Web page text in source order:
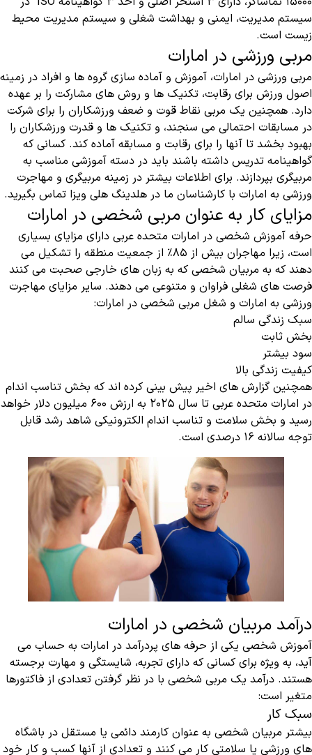
سیستم مدیریت، ایمنی و بهداشت شغلی و سیستم مدیریت محیط
زیست است.
مربی ورزشی در امارات
مربی ورزشی در امارات، آموزش و آماده سازی گروه ها و افراد در زمینه
اصول ورزش برای رقابت، تکنیک ها و روش های مشارکت را بر عهده
دارد. همچنین یک مربی نقاط قوت و ضعف ورزشکاران را برای شرکت
در مسابقات احتمالی می سنجند، و تکنیک ها و قدرت ورزشکاران را
بهبود بخشد تا آنها را برای رقابت و مسابقه آماده کند. کسانی که
گواهینامه تدریس داشته باشند باید در دسته آموزشی مناسب به
مربیگری بپردازند. برای اطلاعات بیشتر در زمینه مربیگری و مهاجرت
ورزشی به امارات با کارشناسان ما در هلدینگ هلی ویزا تماس بگیرید.
مزایای کار به عنوان مربی شخصی در امارات
حرفه آموزش شخصی در امارات متحده عربی دارای مزایای بسیاری
است، زیرا مهاجران بیش از 85٪ از جمعیت منطقه را تشکیل می
دهند که به مربیان شخصی که به زبان های خارجی صحبت می کنند
فرصت های شغلی فراوان و متنوعی می دهند. سایر مزایای مهاجرت
ورزشی به امارات و شغل مربی شخصی در امارات:
سبک زندگی سالم
بخش ثابت
سود بیشتر
کیفیت زندگی بالا
همچنین گزارش های اخیر پیش بینی کرده اند که بخش تناسب اندام
در امارات متحده عربی تا سال 2025 به ارزش 600 میلیون دلار خواهد
رسید و بخش سلامت و تناسب اندام الکترونیکی شاهد رشد قابل
توجه سالانه 16 درصدی است.
درآمد مربیان شخصی در امارات
آموزش شخصی یکی از حرفه های پردرآمد در امارات به حساب می
آید، به ویژه برای کسانی که دارای تجربه، شایستگی و مهارت برجسته
هستند. درآمد یک مربی شخصی با در نظر گرفتن تعدادی از فاکتورها
متغیر است:
سبک کار
بیشتر مربیان شخصی به عنوان کارمند دائمی یا مستقل در باشگاه
های ورزشی یا سلامتی کار می کنند و تعدادی از آنها کسب و کار خود